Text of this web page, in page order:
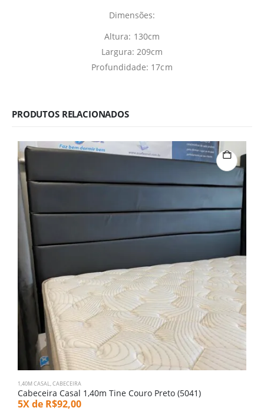
Dimensões:
Altura: 130cm
Largura: 209cm
Profundidade: 17cm
PRODUTOS RELACIONADOS
1,40M CASAL,CABECEIRA
Cabeceira Casal 1,40m Tine Couro Preto (5041)
5X de R$92,00